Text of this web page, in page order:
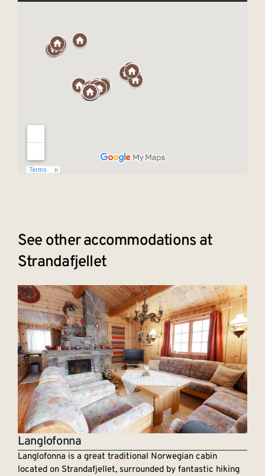
See other accommodations at
Strandafjellet
Langlofonna
Langlofonna is a great traditional Norwegian cabin
located on Strandafjellet, surrounded by fantastic hiking